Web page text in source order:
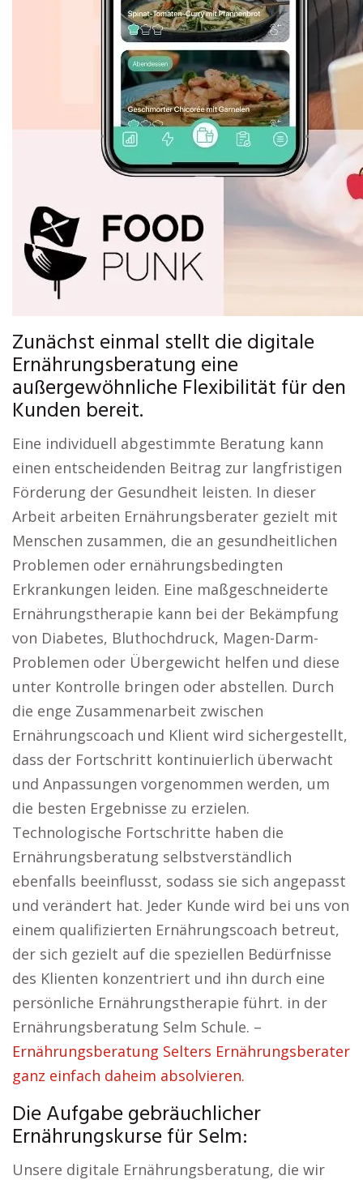
Zunächst einmal stellt die digitale
Ernährungsberatung eine
außergewöhnliche Flexibilität für den
Kunden bereit.
Eine individuell abgestimmte Beratung kann
einen entscheidenden Beitrag zur langfristigen
Förderung der Gesundheit leisten. In dieser
Arbeit arbeiten Ernährungsberater gezielt mit
Menschen zusammen, die an gesundheitlichen
Problemen oder ernährungsbedingten
Erkrankungen leiden. Eine maßgeschneiderte
Ernährungstherapie kann bei der Bekämpfung
von Diabetes, Bluthochdruck, Magen-Darm-
Problemen oder Übergewicht helfen und diese
unter Kontrolle bringen oder abstellen. Durch
die enge Zusammenarbeit zwischen
Ernährungscoach und Klient wird sichergestellt,
dass der Fortschritt kontinuierlich überwacht
und Anpassungen vorgenommen werden, um
die besten Ergebnisse zu erzielen.
Technologische Fortschritte haben die
Ernährungsberatung selbstverständlich
ebenfalls beeinflusst, sodass sie sich angepasst
und verändert hat. Jeder Kunde wird bei uns von
einem qualifizierten Ernährungscoach betreut,
der sich gezielt auf die speziellen Bedürfnisse
des Klienten konzentriert und ihn durch eine
persönliche Ernährungstherapie führt. in der
Ernährungsberatung Selm Schule. –
Ernährungsberatung Selters Ernährungsberater
ganz einfach daheim absolvieren.
Die Aufgabe gebräuchlicher
Ernährungskurse für Selm:
Unsere digitale Ernährungsberatung, die wir